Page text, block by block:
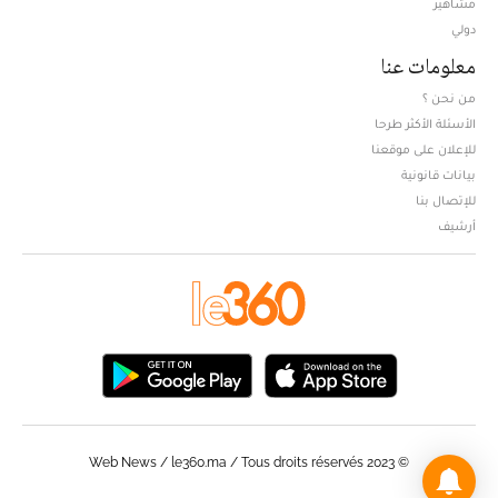
مشاهير
دولي
معلومات عنا
من نحن ؟
الأسئلة الأكثر طرحا
للإعلان على موقعنا
بيانات قانونية
للإتصال بنا
أرشيف
© Web News / le360.ma / Tous droits réservés 2023